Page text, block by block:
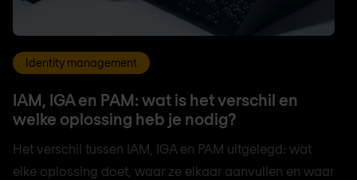
Identity management
IAM, IGA en PAM: wat is het verschil en
welke oplossing heb je nodig?
Het verschil tussen IAM, IGA en PAM uitgelegd: wat
elke oplossing doet, waar ze elkaar aanvullen en waar